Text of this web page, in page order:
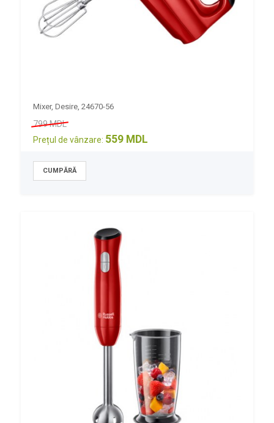
Mixer, Desire, 24670-56
799 MDL
Prețul de vânzare: 559 MDL